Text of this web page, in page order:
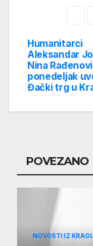
Post
Humanitarci
Aleksandar
Nina
ponedeljak
Đački trg u
POVEZANO
NOVOSTI IZ